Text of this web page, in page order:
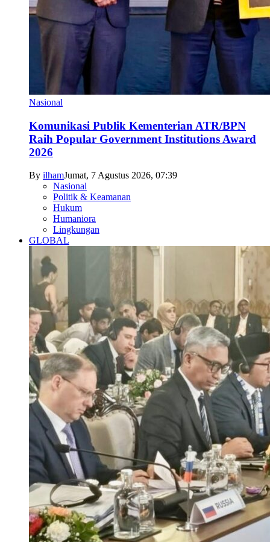
Nasional
Komunikasi Publik Kementerian ATR/BPN
Raih Popular Government Institutions Award
2026
By ilhamJumat, 7 Agustus 2026, 07:39
Nasional
Politik & Keamanan
Hukum
Humaniora
Lingkungan
GLOBAL